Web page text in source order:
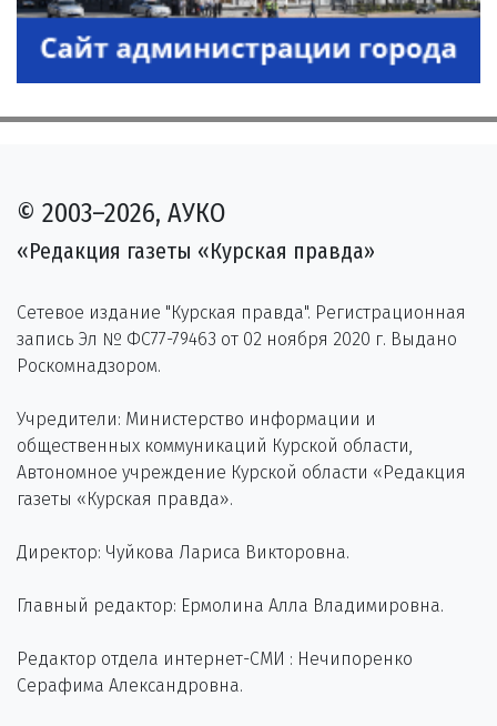
© 2003–2026, АУКО
«Редакция газеты «Курская правда»
Сетевое издание "Курская правда". Регистрационная
запись Эл № ФС77-79463 от 02 ноября 2020 г. Выдано
Роскомнадзором.
Учредители: Министерство информации и
общественных коммуникаций Курской области,
Автономное учреждение Курской области «Редакция
газеты «Курская правда».
Директор: Чуйкова Лариса Викторовна.
Главный редактор: Ермолина Алла Владимировна.
Редактор отдела интернет-СМИ : Нечипоренко
Серафима Александровна.